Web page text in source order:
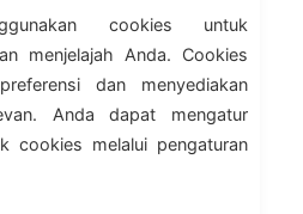
cookies untuk
menjelajah Anda. Cookies
dan menyediakan
Anda dapat mengatur
cookies melalui pengaturan